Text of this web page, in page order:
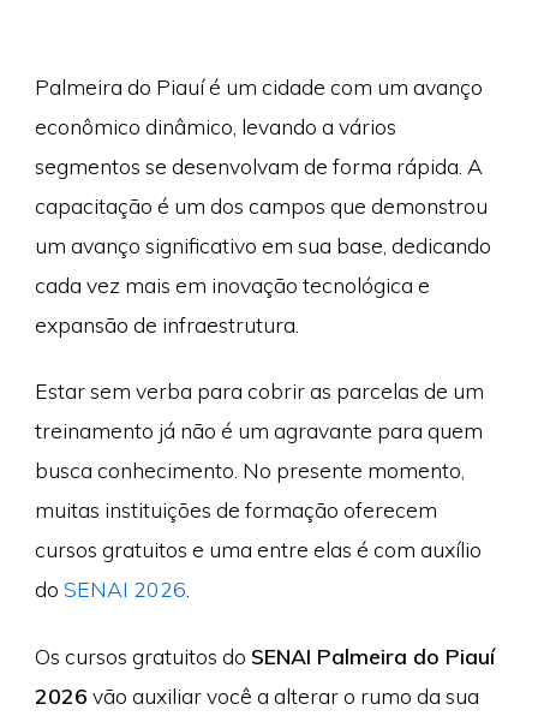
Palmeira do Piauí é um cidade com um avanço
econômico dinâmico, levando a vários
segmentos se desenvolvam de forma rápida. A
capacitação é um dos campos que demonstrou
um avanço significativo em sua base, dedicando
cada vez mais em inovação tecnológica e
expansão de infraestrutura.
Estar sem verba para cobrir as parcelas de um
treinamento já não é um agravante para quem
busca conhecimento. No presente momento,
muitas instituições de formação oferecem
cursos gratuitos e uma entre elas é com auxílio
do SENAI 2026
Os cursos gratuitos do SENAI Palmeira do Piauí
2026 vão auxiliar você a alterar o rumo da sua